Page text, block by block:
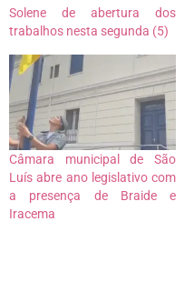
Solene de abertura dos
trabalhos nesta segunda (5)
Câmara municipal de São
Luís abre ano legislativo com
a presença de Braide e
Iracema